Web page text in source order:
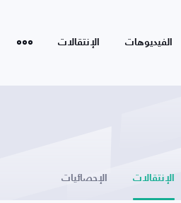
الفيديوهات الإنتقالات
الإنتقالات الإحصائيات